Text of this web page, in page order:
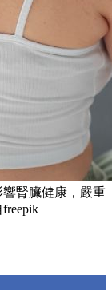
腎臟健康，嚴重